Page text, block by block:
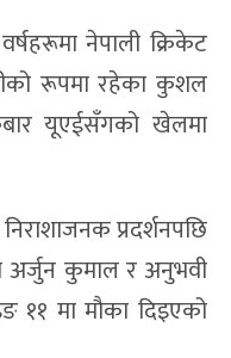
नेपाली क्रिकेट
रूपमा रहेका कुशल
यूएईसँगको खेलमा
प्रदर्शनपछि
अर्जुन कुमाल र अनुभवी
११ मा मौका दिइएको